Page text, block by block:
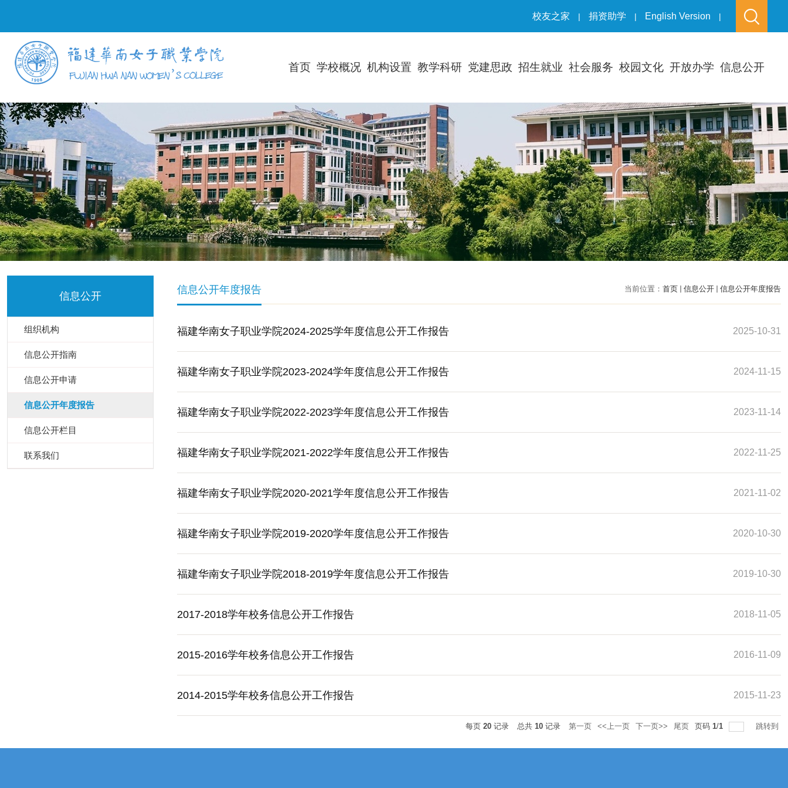
校友之家 | 捐资助学 | English Version |
首页 学校概况 机构设置 教学科研 党建思政 招生就业 社会服务 校园文化 开放办学 信息公开
信息公开
组织机构
信息公开指南
信息公开申请
信息公开年度报告
信息公开栏目
联系我们
当前位置： 首页 信息公开 信息公开年度报告
信息公开年度报告
福建华南女子职业学院2024-2025学年度信息公开工作报告 2025-10-31
福建华南女子职业学院2023-2024学年度信息公开工作报告 2024-11-15
福建华南女子职业学院2022-2023学年度信息公开工作报告 2023-11-14
福建华南女子职业学院2021-2022学年度信息公开工作报告 2022-11-25
福建华南女子职业学院2020-2021学年度信息公开工作报告 2021-11-02
福建华南女子职业学院2019-2020学年度信息公开工作报告 2020-10-30
福建华南女子职业学院2018-2019学年度信息公开工作报告 2019-10-30
2017-2018学年校务信息公开工作报告 2018-11-05
2015-2016学年校务信息公开工作报告 2016-11-09
2014-2015学年校务信息公开工作报告 2015-11-23
每页 20 记录 总共 10 记录 第一页 <<上一页 下一页>> 尾页 页码 1/1 跳转到